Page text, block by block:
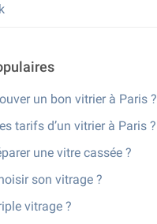
un bon vitrier à Paris ?
tarifs d’un vitrier à Paris ?
une vitre cassée ?
son vitrage ?
vitrage ?